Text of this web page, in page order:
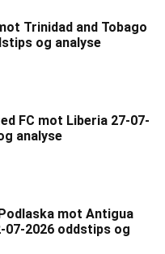
Trinidad and Tobago
og analyse
FC mot Liberia 27-07-
analyse
mot Antigua
07-2026 oddstips og